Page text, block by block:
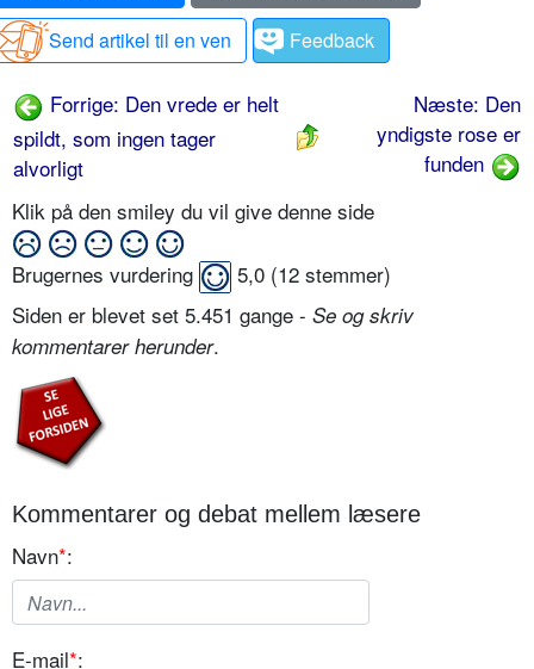
Send artikel til en ven
Feedback
Forrige: Den vrede er helt
spildt, som ingen tager
alvorligt
Næste: Den
yndigste rose er
funden
Klik på den smiley du vil give denne side
Brugernes vurdering 5,0 (12 stemmer)
Siden er blevet set 5.451 gange - Se og skriv
kommentarer herunder.
Kommentarer og debat mellem læsere
Navn*:
E-mail*: